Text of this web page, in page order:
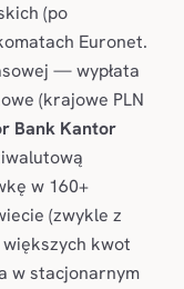
(po
Euronet.
— wypłata
(krajowe PLN
Bank Kantor
w 160+
(zwykle z
kwot
w stacjonarnym